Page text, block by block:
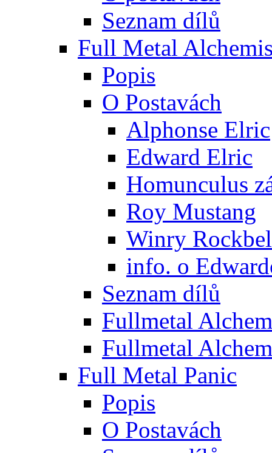
Seznam dílů
Full Metal
Popis
O Postavách
Alphonse Elric
Edward Elric
Homunculus
Roy Mustang
Winry
info. o
Seznam dílů
Fullmetal
Fullmetal
Full Metal Panic
Popis
O Postavách